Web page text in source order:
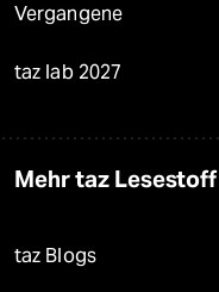
Vergangene
taz lab 2027
Mehr taz Lesestoff
taz Blogs